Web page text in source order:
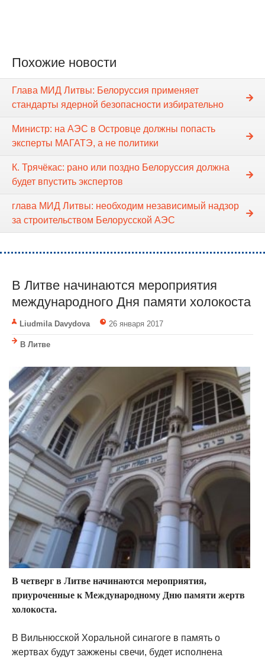
Похожие новости
Глава МИД Литвы: Белоруссия применяет
стандарты ядерной безопасности избирательно
Министр: на АЭС в Островце должны попасть
эксперты МАГАТЭ, а не политики
К. Трячёкас: рано или поздно Белоруссия должна
будет впустить экспертов
глава МИД Литвы: необходим независимый надзор
за строительством Белорусской АЭС
В Литве начинаются мероприятия
международного Дня памяти холокоста
Liudmila Davydova 26 января 2017
В Литве
В четверг в Литве начинаются мероприятия,
приуроченные к Международному Дню памяти жертв
холокоста.
В Вильнюсской Хоральной синагоге в память о
жертвах будут зажжены свечи, будет исполнена